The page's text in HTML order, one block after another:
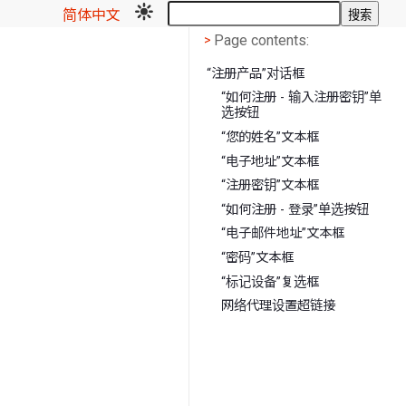
简体中文
搜索
< Page contents
> Page contents:
“注册产品”对话框
“如何注册 - 输入注册密钥”单
选按钮
“您的姓名”文本框
“电子地址”文本框
“注册密钥”文本框
“如何注册 - 登录”单选按钮
“电子邮件地址”文本框
“密码”文本框
“标记设备”复选框
网络代理设置超链接